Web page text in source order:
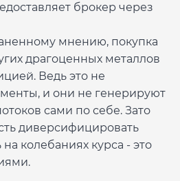
брокер через
мнению, покупка
драгоценных металлов
Ведь это не
и они не генерируют
сами по себе. Зато
диверсифицировать
колебаниях курса - это